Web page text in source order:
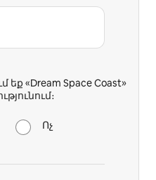
«Dream Space Coast»
Ոչ